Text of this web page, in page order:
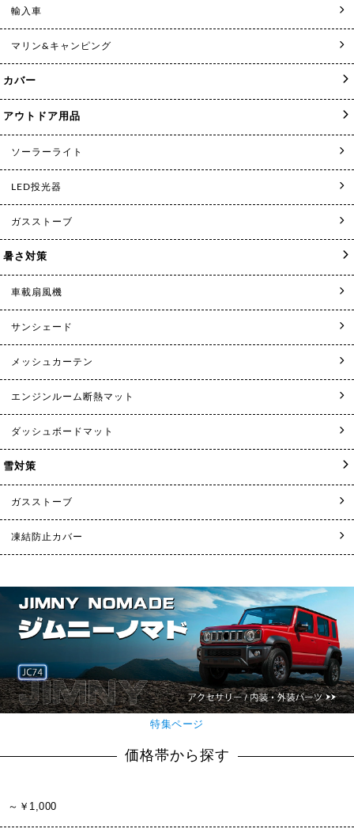
輸入車
マリン&キャンピング
カバー
アウトドア用品
ソーラーライト
LED投光器
ガスストーブ
暑さ対策
車載扇風機
サンシェード
メッシュカーテン
エンジンルーム断熱マット
ダッシュボードマット
雪対策
ガスストーブ
凍結防止カバー
特集ページ
価格帯から探す
～￥1,000